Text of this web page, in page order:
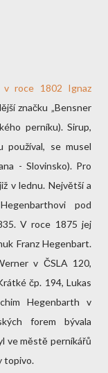
roce 1802 Ignaz
značku „Bensner
perníku). Sirup,
používal, se musel
- Slovinsko). Pro
v lednu. Největší a
pod
V roce 1875 jej
Franz Hegenbart.
v ČSLA 120,
čp. 194, Lukas
Hegenbarth v
forem bývala
ve městě perníkářů
topivo.